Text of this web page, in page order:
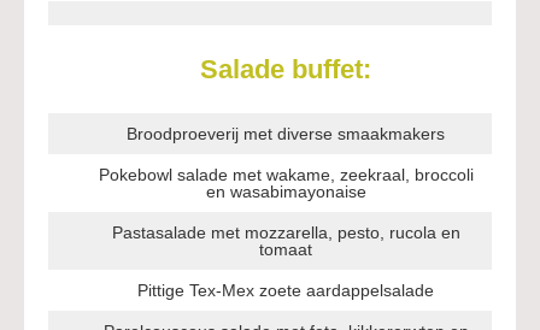
Salade buffet:
Broodproeverij met diverse smaakmakers
Pokebowl salade met wakame, zeekraal, broccoli
en wasabimayonaise
Pastasalade met mozzarella, pesto, rucola en
tomaat
Pittige Tex-Mex zoete aardappelsalade